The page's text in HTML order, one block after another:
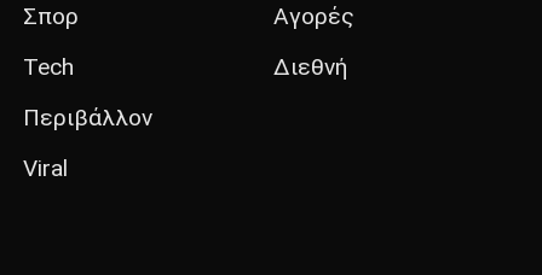
Σπορ
Tech
Περιβάλλον
Viral
Αγορές
Διεθνή